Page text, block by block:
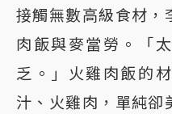
接觸無數高級食材，
肉飯與麥當勞。「
乏。」火雞肉飯的
汁、火雞肉，單純卻